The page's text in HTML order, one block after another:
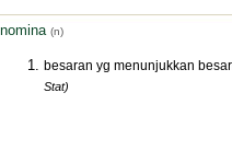
nomina (n)
besaran yg menunjukkan
Stat)